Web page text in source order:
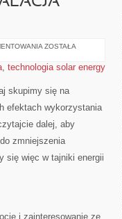
REWOLUCJA
SOLARNA
DZIAŁA?
ZOSTAŁA
, technologia solar energy
skupimy się na
efektach wykorzystania
dalej, aby
zmniejszenia
się ⁤więc w ‌tajniki energii
‍i zainteresowanie ze